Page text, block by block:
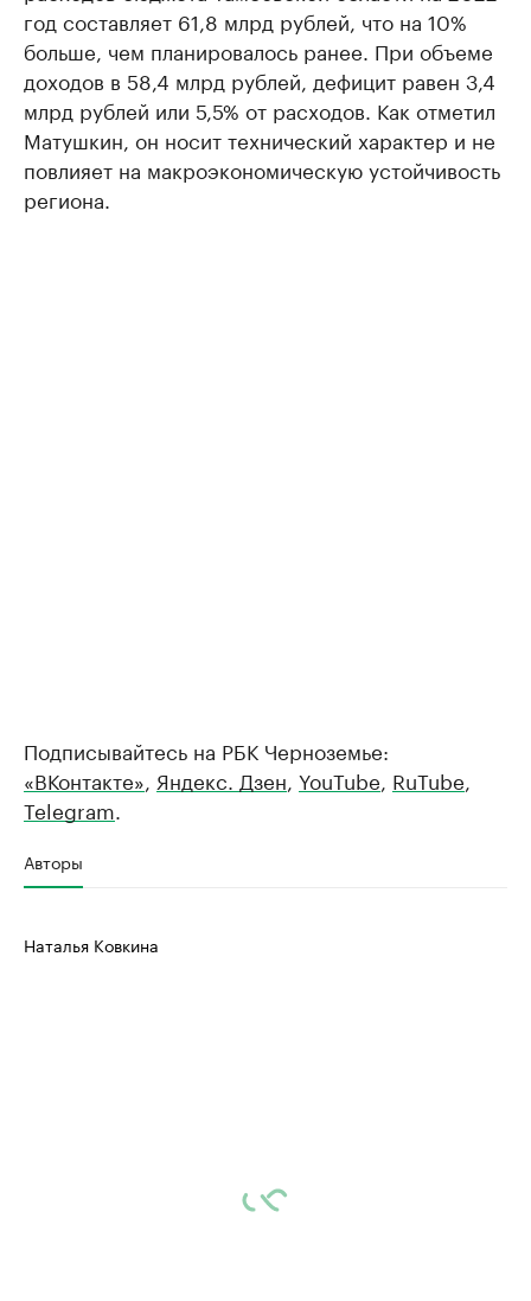
год составляет 61,8 млрд рублей, что на 10%
больше, чем планировалось ранее. При объеме
доходов в 58,4 млрд рублей, дефицит равен 3,4
млрд рублей или 5,5% от расходов. Как отметил
Матушкин, он носит технический характер и не
повлияет на макроэкономическую устойчивость
региона.
Подписывайтесь на РБК Черноземье:
«ВКонтакте», Яндекс. Дзен, YouTube, RuTube,
Telegram.
Авторы
Наталья Ковкина